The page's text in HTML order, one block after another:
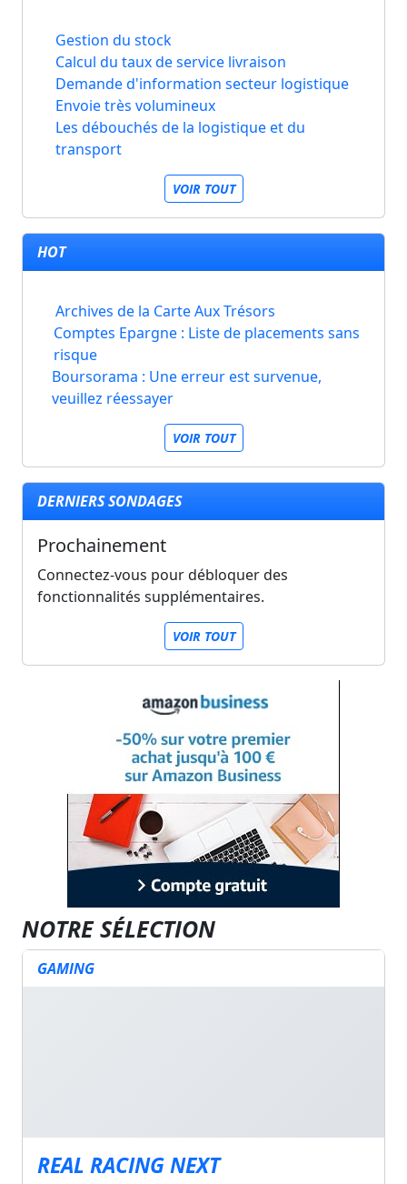
Gestion du stock
Calcul du taux de service livraison
Demande d'information secteur logistique
Envoie très volumineux
Les débouchés de la logistique et du
transport
VOIR TOUT
HOT
Archives de la Carte Aux Trésors
Comptes Epargne : Liste de placements sans
risque
Boursorama : Une erreur est survenue,
veuillez réessayer
VOIR TOUT
DERNIERS SONDAGES
Prochainement
Connectez-vous pour débloquer des
fonctionnalités supplémentaires.
VOIR TOUT
NOTRE SÉLECTION
GAMING
REAL RACING NEXT